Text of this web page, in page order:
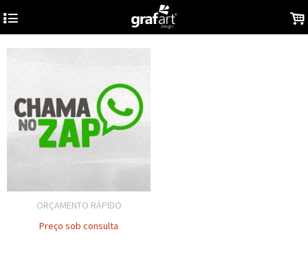
4 .
ORÇAMENTO RÁPIDO
Preço sob consulta